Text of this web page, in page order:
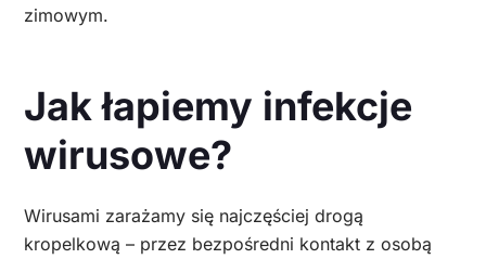
zimowym.
Jak łapiemy infekcje
wirusowe?
Wirusami zarażamy się najczęściej drogą
kropelkową – przez bezpośredni kontakt z osobą